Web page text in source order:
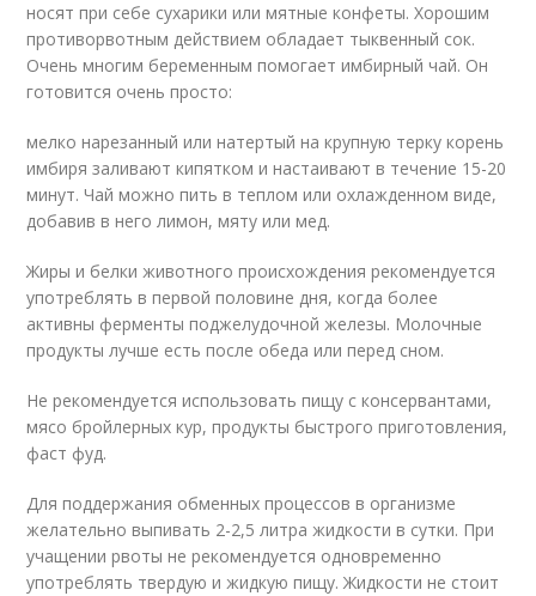
носят при себе сухарики или мятные конфеты. Хорошим
противорвотным действием обладает тыквенный сок.
Очень многим беременным помогает имбирный чай. Он
готовится очень просто:
мелко нарезанный или натертый на крупную терку корень
имбиря заливают кипятком и настаивают в течение 15-20
минут. Чай можно пить в теплом или охлажденном виде,
добавив в него лимон, мяту или мед.
Жиры и белки животного происхождения рекомендуется
употреблять в первой половине дня, когда более
активны ферменты поджелудочной железы. Молочные
продукты лучше есть после обеда или перед сном.
Не рекомендуется использовать пищу с консервантами,
мясо бройлерных кур, продукты быстрого приготовления,
фаст фуд.
Для поддержания обменных процессов в организме
желательно выпивать 2-2,5 литра жидкости в сутки. При
учащении рвоты не рекомендуется одновременно
употреблять твердую и жидкую пищу. Жидкости не стоит